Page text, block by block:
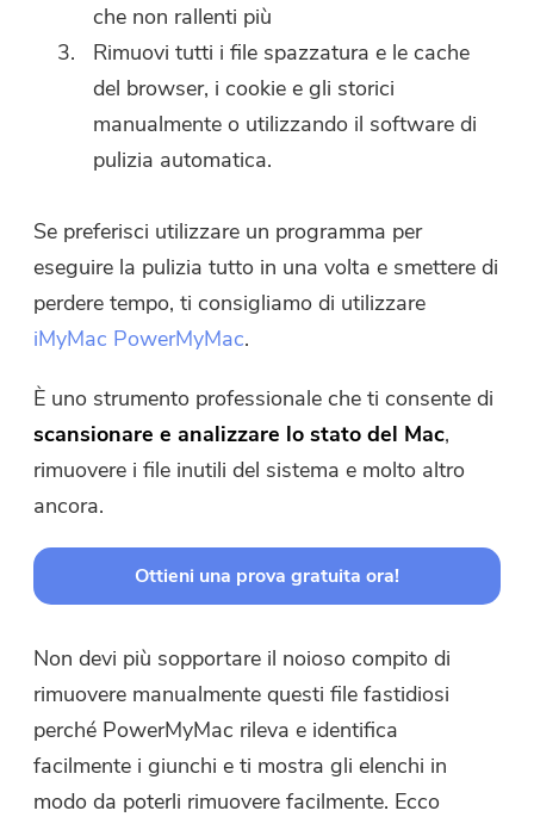
che non rallenti più
Rimuovi tutti i file spazzatura e le cache
del browser, i cookie e gli storici
manualmente o utilizzando il software di
pulizia automatica.
Se preferisci utilizzare un programma per
eseguire la pulizia tutto in una volta e smettere di
perdere tempo, ti consigliamo di utilizzare
iMyMac PowerMyMac.
È uno strumento professionale che ti consente di
scansionare e analizzare lo stato del Mac,
rimuovere i file inutili del sistema e molto altro
ancora.
Ottieni una prova gratuita ora!
Non devi più sopportare il noioso compito di
rimuovere manualmente questi file fastidiosi
perché PowerMyMac rileva e identifica
facilmente i giunchi e ti mostra gli elenchi in
modo da poterli rimuovere facilmente. Ecco